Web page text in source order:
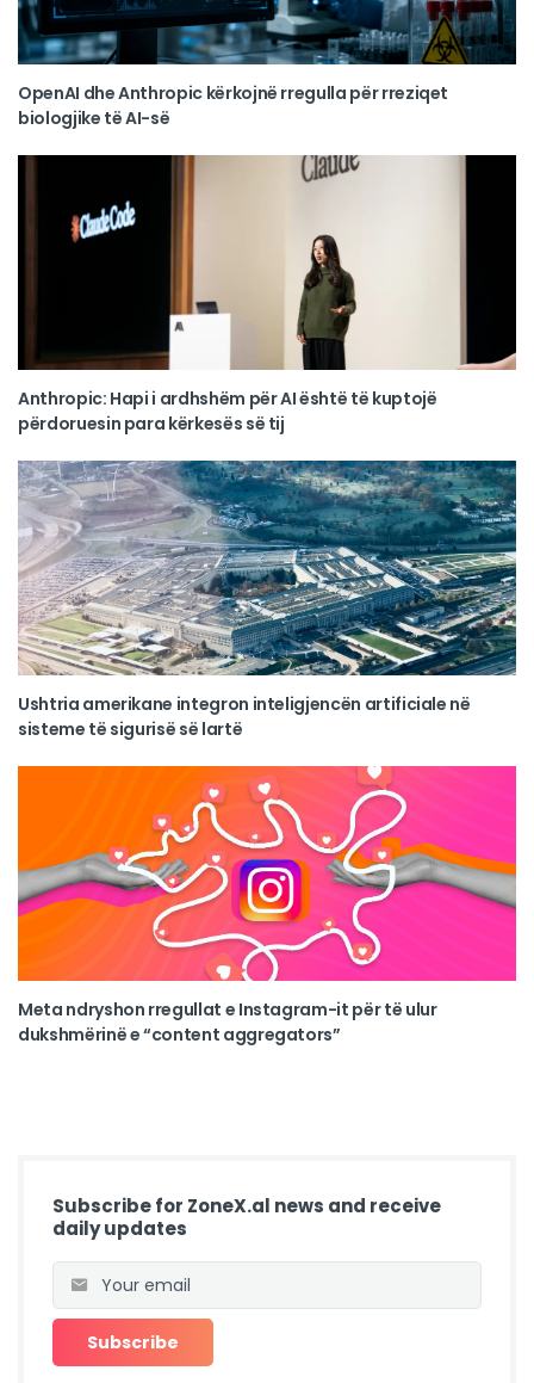
OpenAI dhe Anthropic kërkojnë rregulla për rreziqet
biologjike të AI-së
Anthropic: Hapi i ardhshëm për AI është të kuptojë
përdoruesin para kërkesës së tij
Ushtria amerikane integron inteligjencën artificiale në
sisteme të sigurisë së lartë
Meta ndryshon rregullat e Instagram-it për të ulur
dukshmërinë e “content aggregators”
Subscribe for ZoneX.al news and receive
daily updates